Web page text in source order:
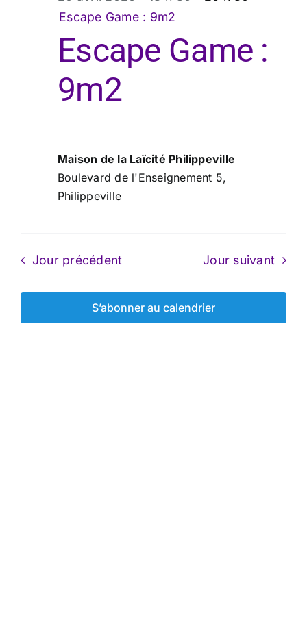
Escape Game :
9m2
Escape Game : 9m2
Maison de la Laïcité Philippeville
Boulevard de l'Enseignement 5,
Philippeville
Jour précédent Jour suivant
S’abonner au calendrier